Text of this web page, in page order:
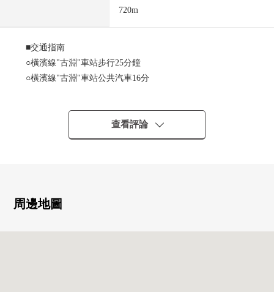
720m
■交通指南
○橫濱線"古淵"車站步行25分鐘
○橫濱線"古淵"車站公共汽車16分
○土地面積：含有507.1平方公尺(約153.4坪)建築義務道路退
○第一類低層住宅專用區裡面的清靜的居住環境
查看評論
周邊地圖